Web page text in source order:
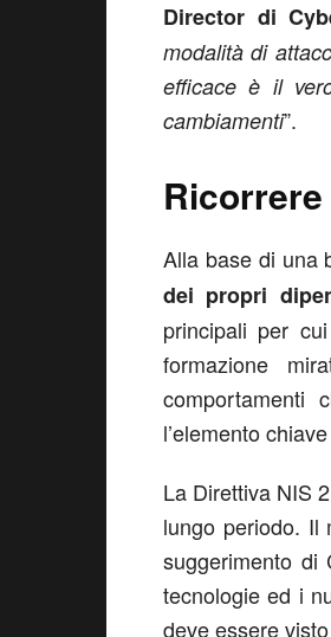
Director di
modalità di
efficace è il
cambiamenti”.
Alla base di una
dei propri
principali per
formazione
comportamenti
l’elemento
La Direttiva NIS
lungo periodo. Il
suggerimento
tecnologie ed i
deve essere